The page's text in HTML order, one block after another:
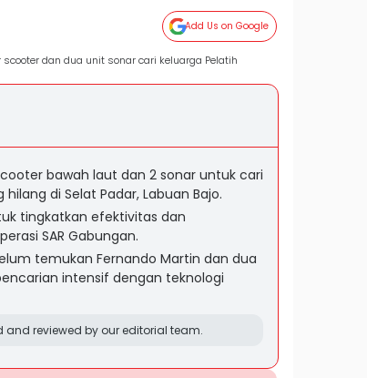
Add Us on Google
dan dua unit sonar cari keluarga Pelatih
bawah laut dan 2 sonar untuk cari
di Selat Padar, Labuan Bajo.
tingkatkan efektivitas dan
SAR Gabungan.
temukan Fernando Martin dan dua
intensif dengan teknologi
reviewed by our editorial team.